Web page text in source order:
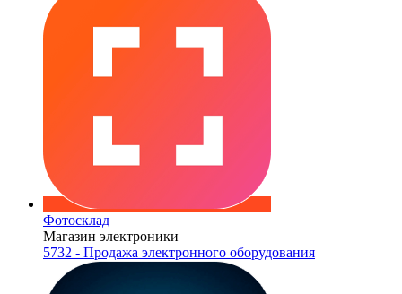
Фотосклад
Магазин электроники
5732 - Продажа электронного оборудования